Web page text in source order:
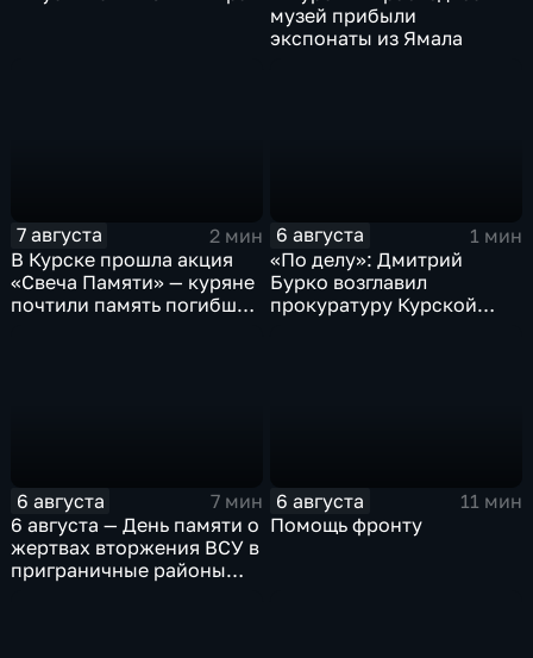
музей прибыли
экспонаты из Ямала
7 августа
2 мин
В Курске прошла акция
«Свеча Памяти» — куряне
почтили память погибших
6 августа
1 мин
«По делу»: Дмитрий
Бурко возглавил
прокуратуру Курской
6 августа
7 мин
6 августа — День памяти о
жертвах вторжения ВСУ в
приграничные районы
6 августа
11 мин
Помощь фронту